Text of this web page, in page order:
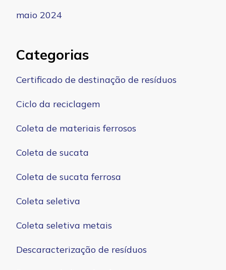
maio 2024
Categorias
Certificado de destinação de resíduos
Ciclo da reciclagem
Coleta de materiais ferrosos
Coleta de sucata
Coleta de sucata ferrosa
Coleta seletiva
Coleta seletiva metais
Descaracterização de resíduos